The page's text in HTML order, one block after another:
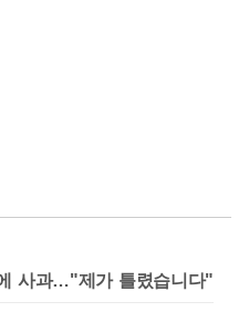
사과…"제가 틀렸습니다"